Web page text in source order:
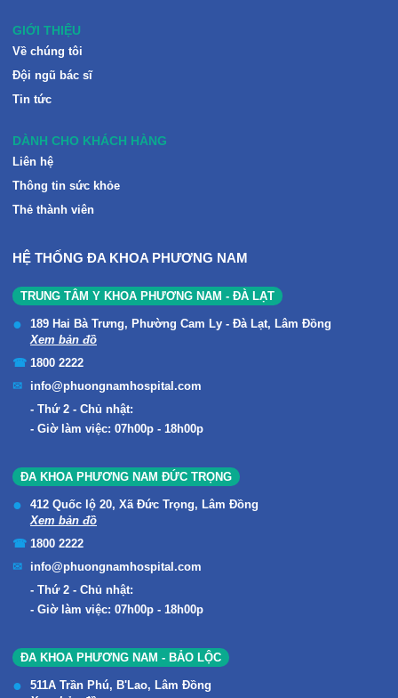
GIỚI THIỆU
Về chúng tôi
Đội ngũ bác sĩ
Tin tức
DÀNH CHO KHÁCH HÀNG
Liên hệ
Thông tin sức khỏe
Thẻ thành viên
HỆ THỐNG ĐA KHOA PHƯƠNG NAM
TRUNG TÂM Y KHOA PHƯƠNG NAM - ĐÀ LẠT
189 Hai Bà Trưng, Phường Cam Ly - Đà Lạt, Lâm Đồng
Xem bản đồ
1800 2222
info@phuongnamhospital.com
Thứ 2 - Chủ nhật:
Giờ làm việc: 07h00p - 18h00p
ĐA KHOA PHƯƠNG NAM ĐỨC TRỌNG
412 Quốc lộ 20, Xã Đức Trọng, Lâm Đồng
Xem bản đồ
1800 2222
info@phuongnamhospital.com
Thứ 2 - Chủ nhật:
Giờ làm việc: 07h00p - 18h00p
ĐA KHOA PHƯƠNG NAM - BẢO LỘC
511A Trần Phú, B'Lao, Lâm Đồng